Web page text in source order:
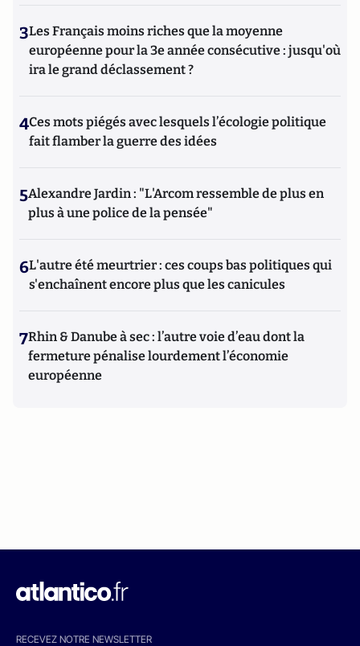
3Les Français moins riches que la moyenne
européenne pour la 3e année consécutive : jusqu'où
ira le grand déclassement ?
4Ces mots piégés avec lesquels l’écologie politique
fait flamber la guerre des idées
5Alexandre Jardin : "L'Arcom ressemble de plus en
plus à une police de la pensée"
6L'autre été meurtrier : ces coups bas politiques qui
s'enchaînent encore plus que les canicules
7Rhin & Danube à sec : l’autre voie d’eau dont la
fermeture pénalise lourdement l’économie
européenne
RECEVEZ NOTRE NEWSLETTER